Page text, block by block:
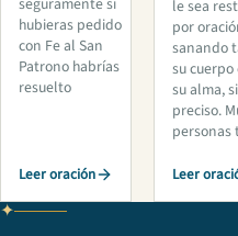
seguramente si
hubieras pedido
con Fe al San
Patrono habrías
resuelto
Leer oración
le sea
por
sanando
su cuerpo
su alma,
preciso.
personas
Leer